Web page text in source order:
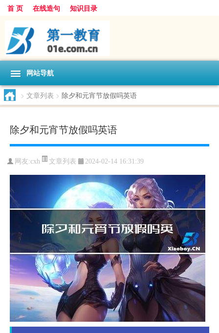
首 页 在线造句 知识目录
网站导航
> 文章列表 > 除夕和元宵节放假吗英语
除夕和元宵节放假吗英语
网友:cxh 文章列表 2024-02-14 16:31:39